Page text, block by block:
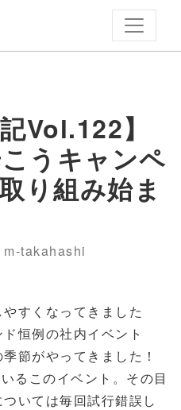
Vol.122】
うキャンペ
り組み始ま
m-takahashi
すくなってきました
恒例の社内イベント
節がやってきました！
るこのイベント。その目
いては毎回試行錯誤し